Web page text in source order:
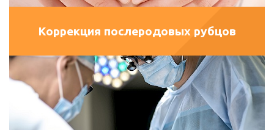
Коррекция послеродовых рубцов